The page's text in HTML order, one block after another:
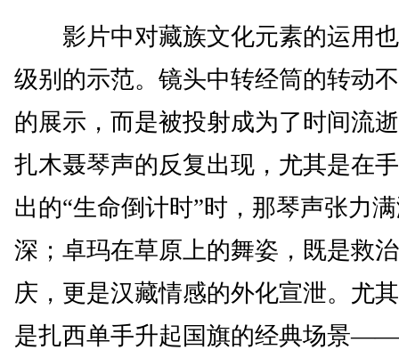
影片中对藏族文化元素的运用也
级别的示范。镜头中转经筒的转动
的展示，而是被投射成为了时间流
扎木聂琴声的反复出现，尤其是在
出的“生命倒计时”时，那琴声张力
深；卓玛在草原上的舞姿，既是救
庆，更是汉藏情感的外化宣泄。尤
是扎西单手升起国旗的经典场景